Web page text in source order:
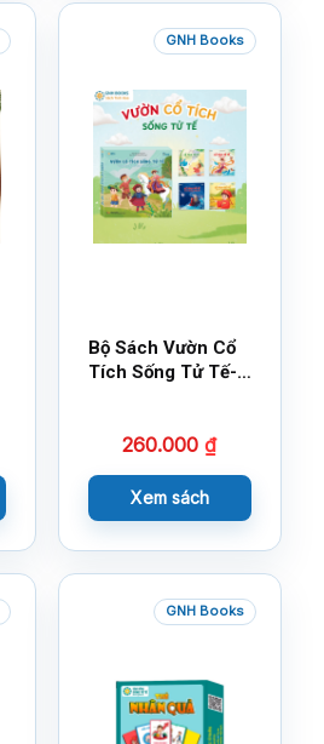
GNH Books
Bộ Sách Vườn Cổ
Tích Sống Tử Tế-
260.000₫
Xem sách
GNH Books